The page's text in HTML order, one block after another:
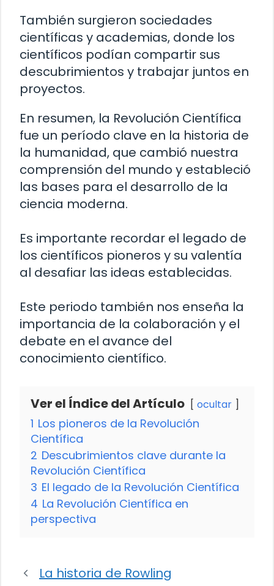
También surgieron sociedades
científicas y academias, donde los
científicos podían compartir sus
descubrimientos y trabajar juntos en
proyectos.
En resumen, la Revolución Científica
fue un período clave en la historia de
la humanidad, que cambió nuestra
comprensión del mundo y estableció
las bases para el desarrollo de la
ciencia moderna.
Es importante recordar el legado de
los científicos pioneros y su valentía
al desafiar las ideas establecidas.
Este periodo también nos enseña la
importancia de la colaboración y el
debate en el avance del
conocimiento científico.
Ver el Índice del Artículo ocultar
1 Los pioneros de la Revolución
Científica
2 Descubrimientos clave durante la
Revolución Científica
3 El legado de la Revolución Científica
4 La Revolución Científica en
perspectiva
La historia de Rowling